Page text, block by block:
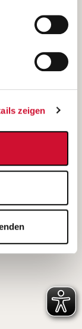
zeigen
Unterfranken